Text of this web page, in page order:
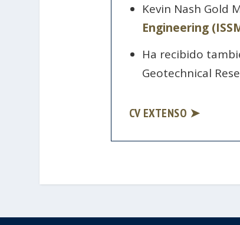
Kevin Nash Gold
Engineering
Ha recibido
Geotechnical
CV EXTENSO ➤